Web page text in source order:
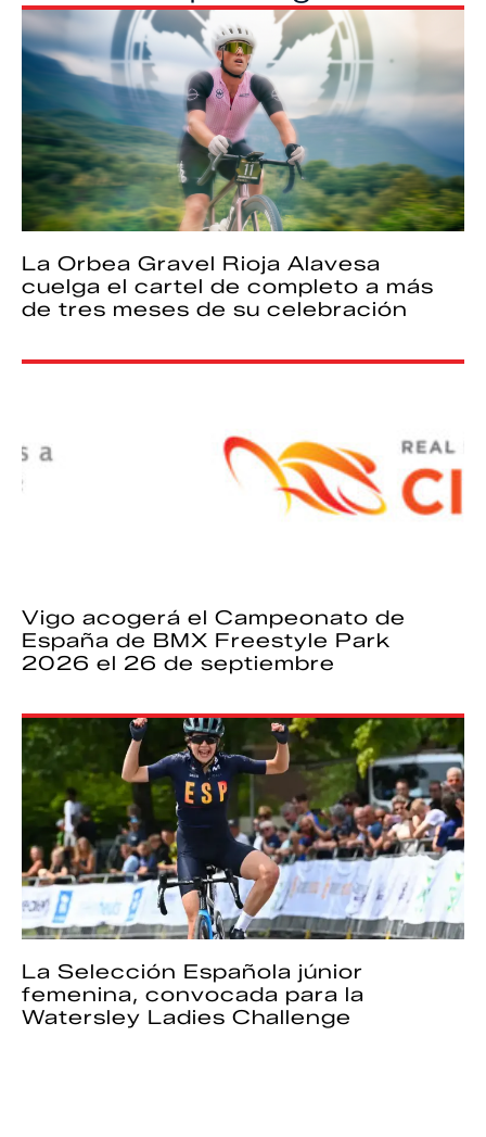
La Orbea Gravel Rioja Alavesa
cuelga el cartel de completo a más
de tres meses de su celebración
Vigo acogerá el Campeonato de
España de BMX Freestyle Park
2026 el 26 de septiembre
La Selección Española júnior
femenina, convocada para la
Watersley Ladies Challenge